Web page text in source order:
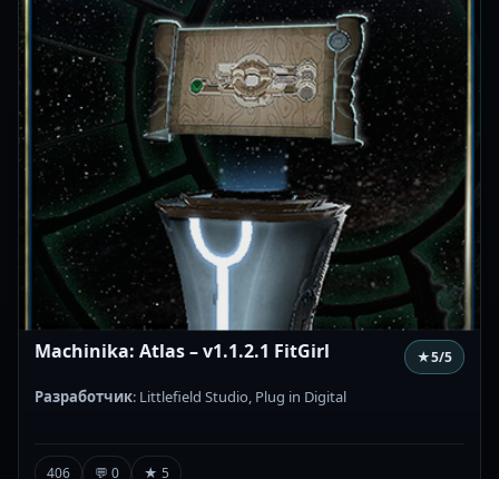
Machinika: Atlas – v1.1.2.1 FitGirl ★5/5
Разработчик: Littlefield Studio, Plug in Digital
406 💬 0 ★ 5